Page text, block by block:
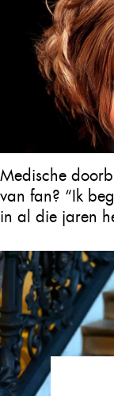
Medische
van fan? “Ik
in al die jaren